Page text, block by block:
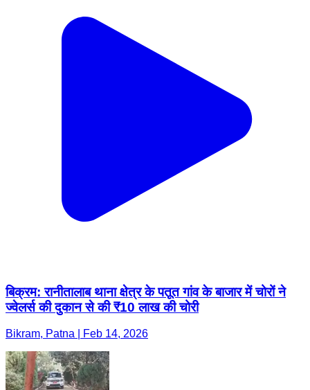
बिक्रम: रानीतालाब थाना क्षेत्र के पतूत गांव के बाजार में चोरों ने
ज्वेलर्स की दुकान से की ₹10 लाख की चोरी
Bikram, Patna | Feb 14, 2026